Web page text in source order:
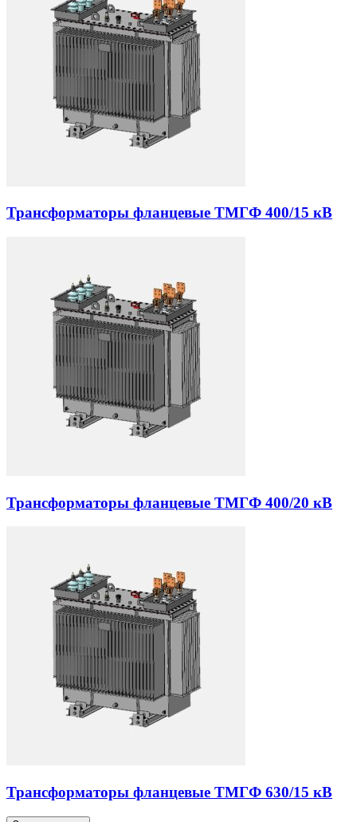
Трансформаторы фланцевые ТМГФ 400/15 кВ
Трансформаторы фланцевые ТМГФ 400/20 кВ
Трансформаторы фланцевые ТМГФ 630/15 кВ